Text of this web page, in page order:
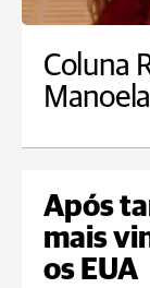
Coluna
Após
mais
os EUA